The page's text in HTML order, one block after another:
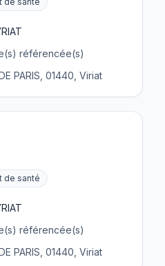
référencée(s)
PARIS, 01440, Viriat
de santé
référencée(s)
PARIS, 01440, Viriat